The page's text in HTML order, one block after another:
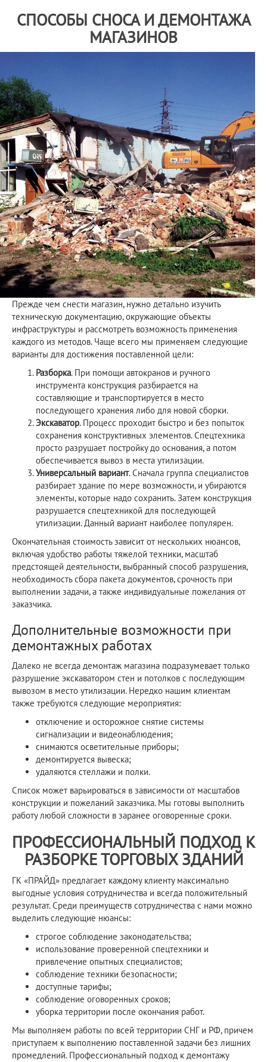
СПОСОБЫ СНОСА И ДЕМОНТАЖА
МАГАЗИНОВ
Прежде чем снести магазин, нужно детально изучить
техническую документацию, окружающие объекты
инфраструктуры и рассмотреть возможность применения
каждого из методов. Чаще всего мы применяем следующие
варианты для достижения поставленной цели:
Разборка. При помощи автокранов и ручного
инструмента конструкция разбирается на
составляющие и транспортируется в место
последующего хранения либо для новой сборки.
Экскаватор. Процесс проходит быстро и без попыток
сохранения конструктивных элементов. Спецтехника
просто разрушает постройку до основания, а потом
обеспечивается вывоз в места утилизации.
Универсальный вариант. Сначала группа специалистов
разбирает здание по мере возможности, и убираются
элементы, которые надо сохранить. Затем конструкция
разрушается спецтехникой для последующей
утилизации. Данный вариант наиболее популярен.
Окончательная стоимость зависит от нескольких нюансов,
включая удобство работы тяжелой техники, масштаб
предстоящей деятельности, выбранный способ разрушения,
необходимость сбора пакета документов, срочность при
выполнении задачи, а также индивидуальные пожелания от
заказчика.
Дополнительные возможности при
демонтажных работах
Далеко не всегда демонтаж магазина подразумевает только
разрушение экскаватором стен и потолков с последующим
вывозом в место утилизации. Нередко нашим клиентам
также требуются следующие мероприятия:
отключение и осторожное снятие системы
сигнализации и видеонаблюдения;
снимаются осветительные приборы;
демонтируется вывеска;
удаляются стеллажи и полки.
Список может варьироваться в зависимости от масштабов
конструкции и пожеланий заказчика. Мы готовы выполнить
работу любой сложности в заранее оговоренные сроки.
ПРОФЕССИОНАЛЬНЫЙ ПОДХОД К
РАЗБОРКЕ ТОРГОВЫХ ЗДАНИЙ
ГК «ПРАЙД» предлагает каждому клиенту максимально
выгодные условия сотрудничества и всегда положительный
результат. Среди преимуществ сотрудничества с нами можно
выделить следующие нюансы:
строгое соблюдение законодательства;
использование проверенной спецтехники и
привлечение опытных специалистов;
соблюдение техники безопасности;
доступные тарифы;
соблюдение оговоренных сроков;
уборка территории после окончания работ.
Мы выполняем работы по всей территории СНГ и РФ, причем
приступаем к выполнению поставленной задачи без лишних
промедлений. Профессиональный подход к демонтажу